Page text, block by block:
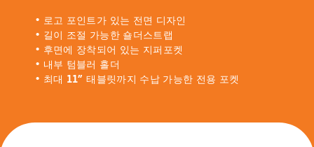
• 로고 포인트가 있는 전면 디자인
• 길이 조절 가능한 숄더스트랩
• 후면에 장착되어 있는 지퍼포켓
• 내부 텀블러 홀더
• 최대 11” 태블릿까지 수납 가능한 전용 포켓